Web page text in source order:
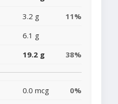
3.2 g
11%
6.1 g
19.2 g 38%
0.0 mcg
0%